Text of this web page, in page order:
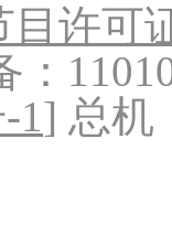
许可
：
1] 总机